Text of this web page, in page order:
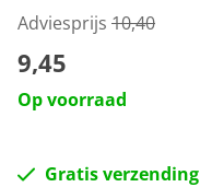
Adviesprijs 10,40
9,45
Op voorraad
Gratis verzending